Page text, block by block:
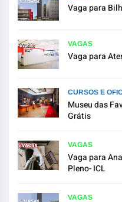
Vaga para
VAGAS
Vaga para
CURSOS E
Museu das
Grátis
VAGAS
Vaga para
Pleno- ICL
VAGAS